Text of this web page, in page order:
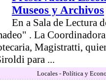
Museos y Archivos
En a Sala de Lectura
. La
Magistratti,
para ...
Locales - Política y